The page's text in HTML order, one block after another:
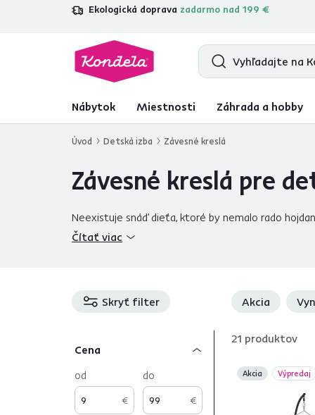
Ekologická doprava zadarmo nad 199 €
4,7 31 211overených produktových
Nábytok Miestnosti Záhrada a hobby
Úvod Detská izba Závesné kreslá
Závesné kreslá pre
Neexistuje snáď dieťa, ktoré by nemalo rado
detskú izbu svojho dieťaťa či tínedžera pomocou
alebo inak povedané závesné hojdačky pre deti a
Čítať viac
Skryť filter Akcia
Cena
€
od
€
do
21 produktov
Akcia Výpredaj